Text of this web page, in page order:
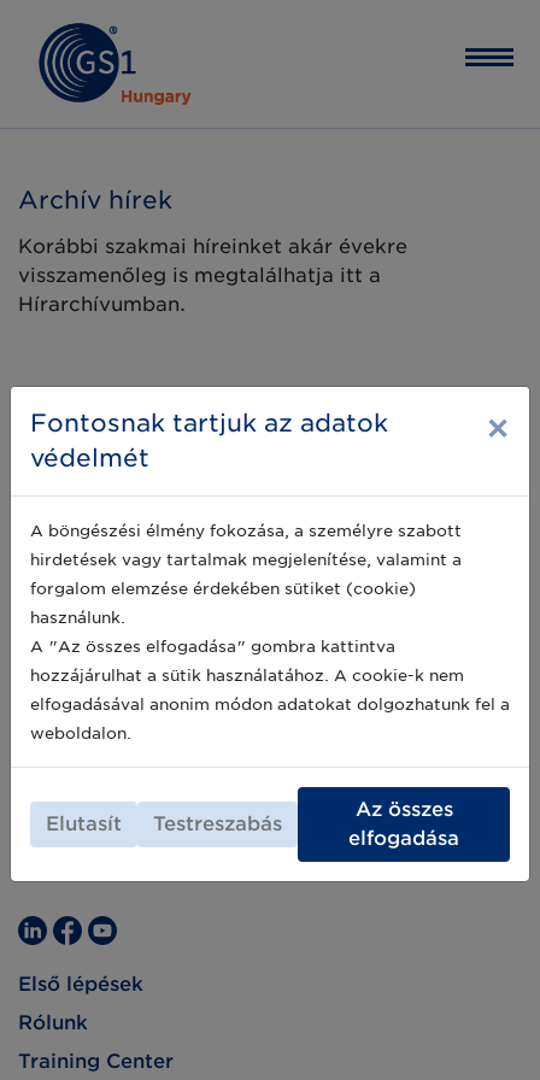
Archív hírek
Korábbi szakmai híreinket akár évekre
visszamenőleg is megtalálhatja itt a
Hírarchívumban.
Első lépések
Rólunk
Training Center
Fontosnak tartjuk az adatok
védelmét
×
A böngészési élmény fokozása, a személyre szabott
hirdetések vagy tartalmak megjelenítése, valamint a
forgalom elemzése érdekében sütiket (cookie)
használunk.
A "Az összes elfogadása" gombra kattintva
hozzájárulhat a sütik használatához. A cookie-k nem
elfogadásával anonim módon adatokat dolgozhatunk fel a
weboldalon.
Elutasít Testreszabás
Az összes
elfogadása